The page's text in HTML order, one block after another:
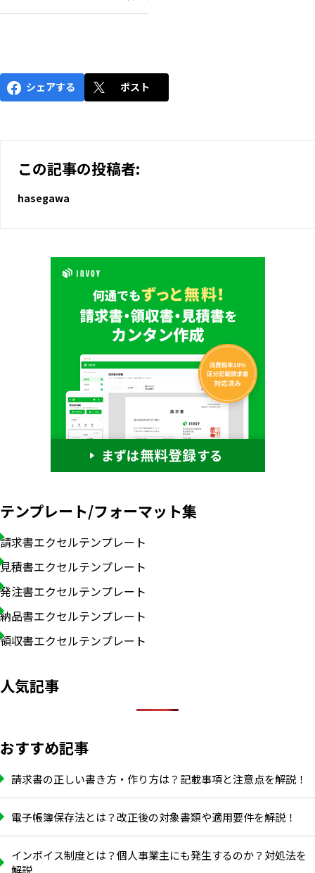
シェアする ポスト
この記事の投稿者:
hasegawa
テンプレート/フォーマット集
請求書エクセルテンプレート
見積書エクセルテンプレート
発注書エクセルテンプレート
納品書エクセルテンプレート
領収書エクセルテンプレート
人気記事
おすすめ記事
請求書の正しい書き方・作り方は？記載事項と注意点を解説！
電子帳簿保存法とは？改正後の対象書類や適用要件を解説！
インボイス制度とは？個人事業主にも発生するのか？対処法を
解説